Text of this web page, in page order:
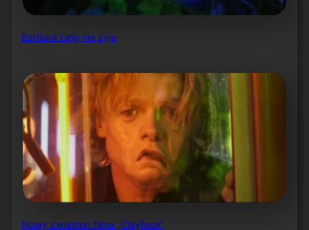
Barbara Ling nie żyje
Nowy zwiastun filmu „Clayface”